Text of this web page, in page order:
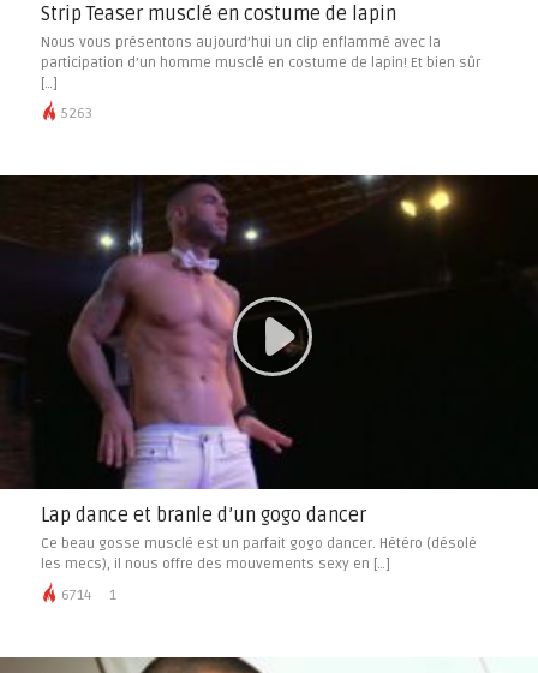
Strip Teaser musclé en costume de lapin
Nous vous présentons aujourd’hui un clip enflammé avec la
participation d’un homme musclé en costume de lapin! Et bien sûr
[…]
5263
Lap dance et branle d’un gogo dancer
Ce beau gosse musclé est un parfait gogo dancer. Hétéro (désolé
les mecs), il nous offre des mouvements sexy en […]
6714
1